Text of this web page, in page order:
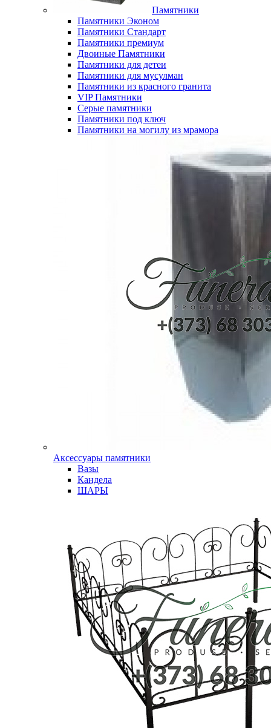
Памятники
Памятники Эконом
Памятники Стандарт
Памятники премиум
Двоиные Памятники
Памятники для детеи
Памятники для мусулман
Памятники из красного гранита
VIP Памятники
Серые памятники
Памятники под ключ
Памятники на могилу из мрамора
Аксессуары памятники
Вазы
Кандела
ШАРЫ